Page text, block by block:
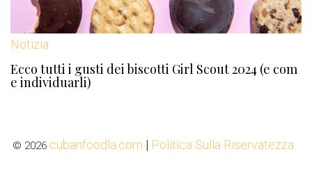
Notizia
Ecco tutti i gusti dei biscotti Girl Scout 2024 (e com
e individuarli)
© 2026 cubanfoodla.com | Politica Sulla Riservatezza